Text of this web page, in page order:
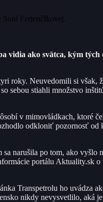
Ferienčíkovej.
vidia ako svätca, kým
roky. Neuvedomili si však,
sebou stiahli množstvo
v mimovládkach, ktoré
odkloniť pozornosť
narušila po tom, ako vyšlo
portálu Aktuality.sk
Transpetrolu ho uvádza
nikdy nevysvetlilo, aká